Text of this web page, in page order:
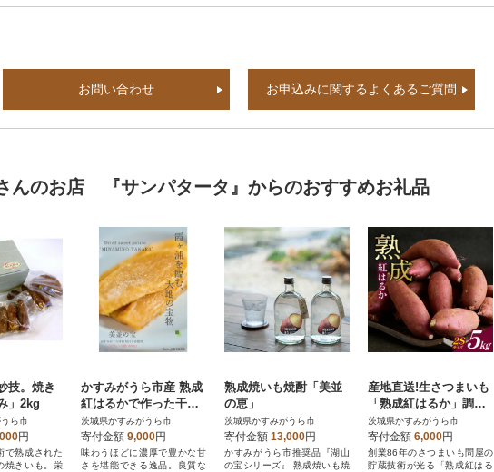
お問い合わせ お申込みに関するよくあるご質問
んのお店 『サンパタータ』からのおすすめお礼品
技。焼き
」2kg
ら市
円
で熟成された
焼きいも。栄
かすみがうら市産 熟成
紅はるかで作った干し
いも660g
茨城県かすみがうら市
寄付金額 9,000円
味わうほどに濃厚で豊かな甘
さを堪能できる逸品。良質な
熟成焼いも焼酎「美並
の恵」
茨城県かすみがうら市
寄付金額 13,000円
かすみがうら市推奨品『湖山
の宝シリーズ』 熟成焼いも焼
産地直送!生さつまいも
「熟成紅はるか」調理
しやすい小さめサイズ5
kg
茨城県かすみがうら市
寄付金額 6,000円
創業86年のさつまいも問屋の
貯蔵技術が光る「熟成紅はる